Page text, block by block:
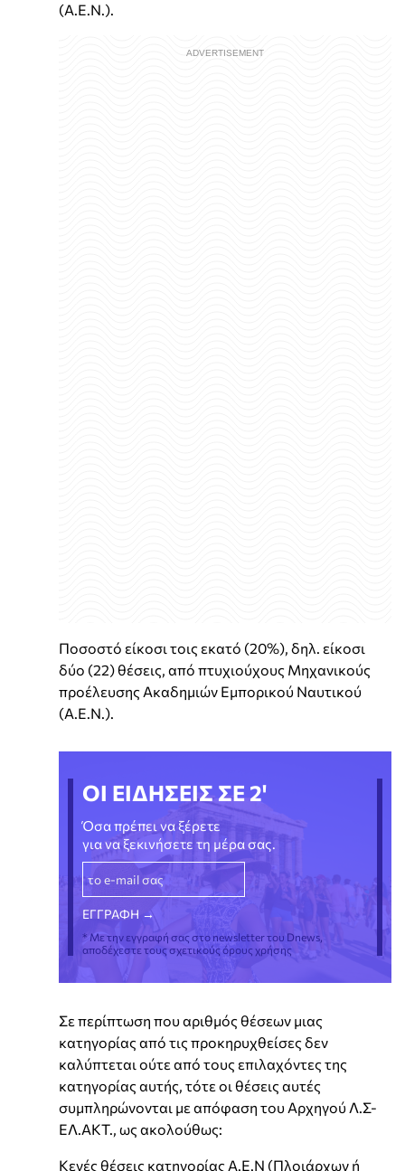
(Α.Ε.Ν.).
Ποσοστό είκοσι τοις εκατό (20%), δηλ. είκοσι
δύο (22) θέσεις, από πτυχιούχους Μηχανικούς
προέλευσης Ακαδημιών Εμπορικού Ναυτικού
(Α.Ε.Ν.).
ΟΙ ΕΙΔΗΣΕΙΣ ΣΕ 2'
Όσα πρέπει να ξέρετε
για να ξεκινήσετε τη μέρα σας.
* Με την εγγραφή σας στο newsletter του Dnews,
αποδέχεστε τους σχετικούς όρους χρήσης
Σε περίπτωση που αριθμός θέσεων μιας
κατηγορίας από τις προκηρυχθείσες δεν
καλύπτεται ούτε από τους επιλαχόντες της
κατηγορίας αυτής, τότε οι θέσεις αυτές
συμπληρώνονται με απόφαση του Αρχηγού Λ.Σ-
ΕΛ.ΑΚΤ., ως ακολούθως:
Κενές θέσεις κατηγορίας Α.Ε.Ν (Πλοιάρχων ή